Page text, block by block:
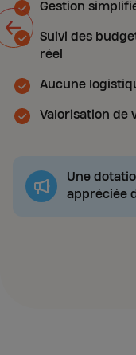
Gestion
Suivi des
réel
Aucune
Valorisation de
Une
appréciée